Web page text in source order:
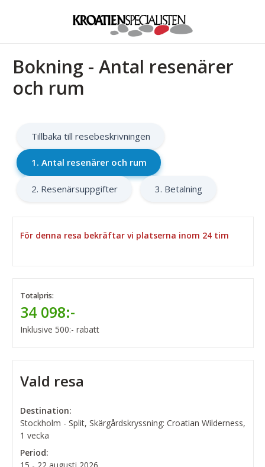
Bokning - Antal resenärer
och rum
Tillbaka till resebeskrivningen
1. Antal resenärer och rum
2. Resenärsuppgifter 3. Betalning
För denna resa bekräftar vi platserna inom 24 tim
Totalpris:
34 098:-
Inklusive 500:- rabatt
Vald resa
Destination:
Stockholm - Split, Skärgårdskryssning: Croatian Wilderness,
1 vecka
Period: